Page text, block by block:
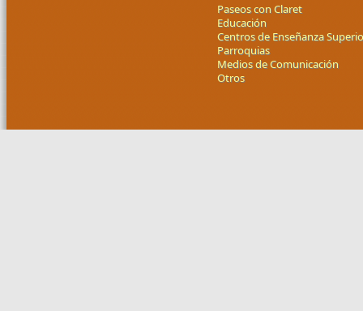
Paseos con Claret
Educación
Centros de Enseñanza
Parroquias
Medios de Comunicación
Otros